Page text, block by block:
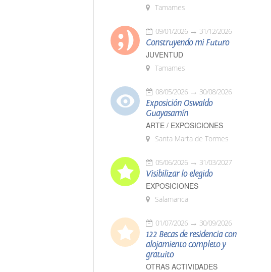
Tamames
09/01/2026 31/12/2026
Construyendo mi Futuro
JUVENTUD
Tamames
08/05/2026 30/08/2026
Exposición Oswaldo
Guayasamín
ARTE / EXPOSICIONES
Santa Marta de Tormes
05/06/2026 31/03/2027
Visibilizar lo elegido
EXPOSICIONES
Salamanca
01/07/2026 30/09/2026
122 Becas de residencia con
alojamiento completo y
gratuito
OTRAS ACTIVIDADES